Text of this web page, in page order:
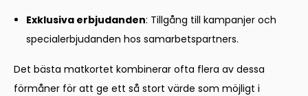
Exklusiva erbjudanden: Tillgång till kampanjer och
specialerbjudanden hos samarbetspartners.
Det bästa matkortet kombinerar ofta flera av dessa
förmåner för att ge ett så stort värde som möjligt i